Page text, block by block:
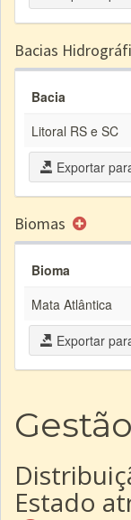
Bacias
Bacia
Litoral RS e SC
Exportar
Biomas
Bioma
Mata Atlântica
Exportar
Gestão
Estado